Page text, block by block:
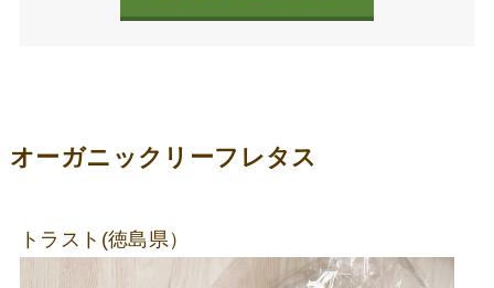
オーガニックリーフレタス
トラスト(徳島県）